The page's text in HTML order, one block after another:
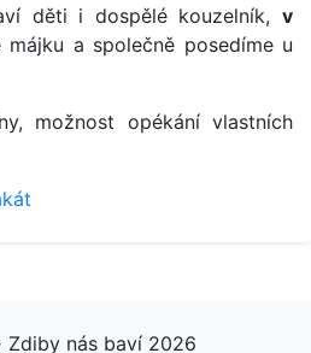
děti i dospělé kouzelník, v
májku a společně posedíme u
možnost opékání vlastních
nás baví 2026